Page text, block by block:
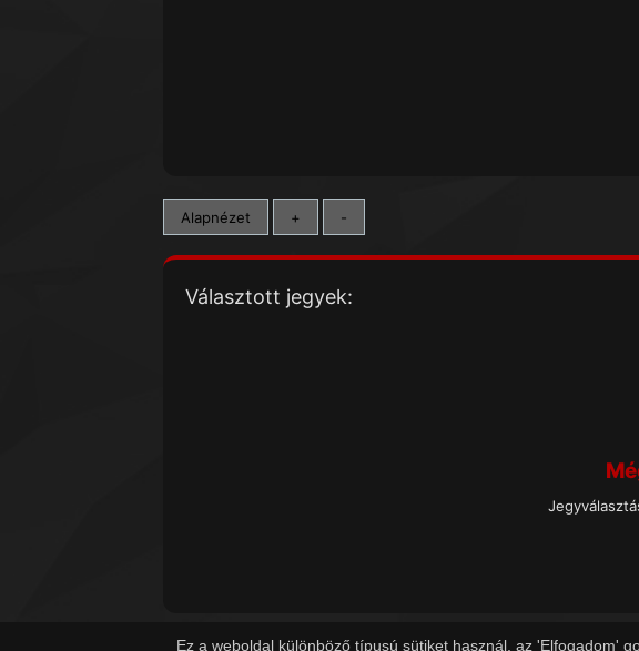
Ez a weboldal különböző típusú sütiket használ, az 'Elfogadom'
Alapnézet + -
Választott jegyek: